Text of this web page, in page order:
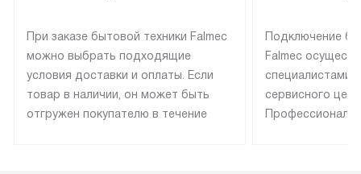
При заказе бытовой техники Falmec
можно выбрать подходящие
условия доставки и оплаты. Если
товар в наличии, он может быть
отгружен покупателю в течение
Подключение
Falmec
специалистами
сервисного